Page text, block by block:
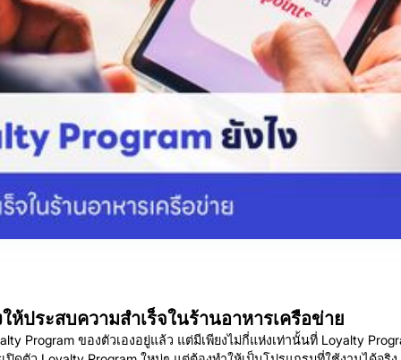
ห้ประสบความสำเร็จในร้านอาหารเครือข่าย
Program ของตัวเองอยู่แล้ว แต่มีเพียงไม่กี่แห่งเท่านั้นที่ Loyalty